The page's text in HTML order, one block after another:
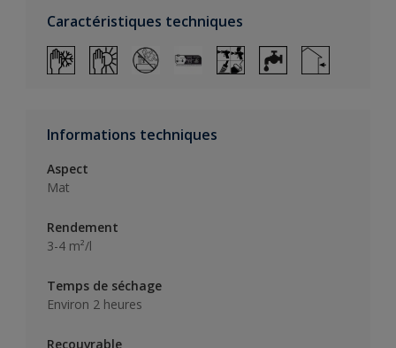
Caractéristiques techniques
Informations techniques
Aspect
Mat
Rendement
3-4 m²/l
Temps de séchage
Environ 2 heures
Recouvrable